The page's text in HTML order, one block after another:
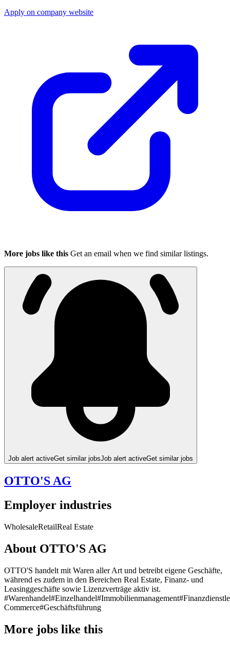
Apply on company website
More jobs like this Get an email when we find similar listings.
Job alert activeGet similar jobsJob alert activeGet similar jobs
OTTO'S AG
Employer industries
WholesaleRetailReal Estate
About OTTO'S AG
OTTO'S handelt mit Waren aller Art und betreibt eigene Geschäfte,
während es zudem in den Bereichen Real Estate, Finanz- und
Leasinggeschäfte sowie Lizenzverträge aktiv ist.
#Warenhandel#Einzelhandel#Immobilienmanagement
Commerce#Geschäftsführung
More jobs like this